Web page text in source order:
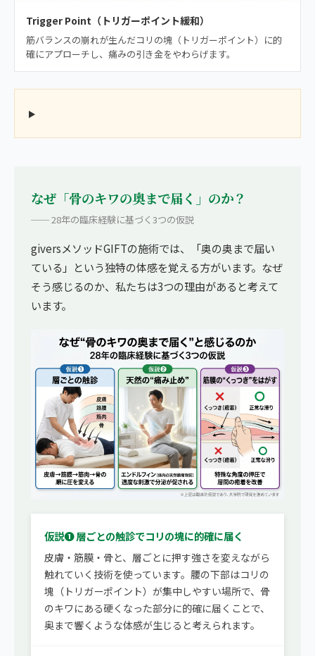
Trigger Point（トリガーポイント緩和）
筋バランスの崩れが生んだコリの塊（トリガーポイント）に的
確にアプローチし、痛みの引き金をやわらげます。
なぜ「骨のキワの奥まで届く」のか？
── 28年の臨床経験に基づく3つの仮説
giversメソッドGIFTの施術では、「奥の奥まで届い
ている」という独特の体感を覚える方がいます。なぜ
そう感じるのか、私たちは3つの理由があると考えて
います。
仮説❶ 層ごとの触診でコリの塊に的確に届く
皮膚・筋膜・骨と、層ごとに押す強さを変えながら
触れていく技術を使っています。腰の下部はコリの
塊（トリガーポイント）が集中しやすい場所で、骨
のキワにある硬くなった部分に的確に届くことで、
奥まで響くような体感が生じると考えられます。